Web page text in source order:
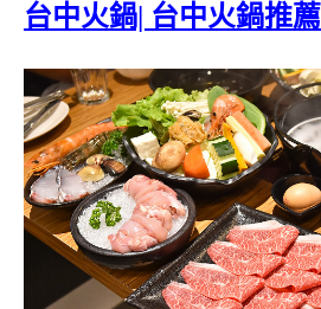
台中火鍋| 台中火鍋推薦